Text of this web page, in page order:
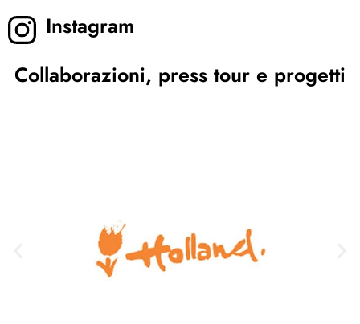
Instagram
Collaborazioni, press tour e progetti